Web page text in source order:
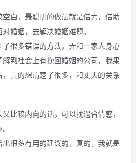
白，最聪明的做法就是借力，借助
婚姻，去解决婚姻难题。
很多错误的方法，弄和一家人身心
到社会上有挽回婚姻的公司，我果
真的想清楚了很多，和丈夫的关系
比较内向的话，可以找遇合情感，
很多有用的建议的，真的，我就是